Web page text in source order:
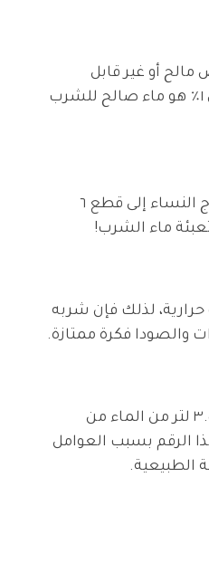
مالح أو غير قابل
للشرب. و٢٪ مجمّد، وأقل من ١٪ هو ماء صالح للشرب
في بعض الدول النامية، تحتاج النساء إلى قطع ٦
ماء الشرب!
لذلك فإن شربه
والصودا فكرة ممتازة.
يخسر الإنسان حوالي ٣ إلى ٣.٥ لتر من الماء من
الرقم بسبب العوامل
الطبيعية.